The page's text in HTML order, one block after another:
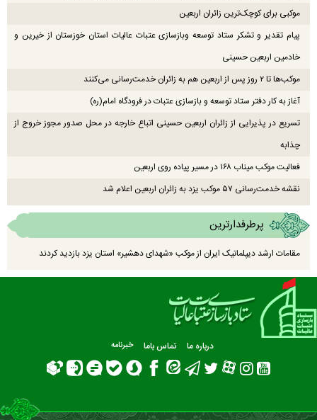
موکبی برای کوچک‌ترین زائران اربعین
پیام تقدیر و تشکر ستاد توسعه وبازسازی عتبات عالیات استان خوزستان از خیرین و
خادمین اربعین حسینی
موکب‌ها تا ۲ روز پس از اربعین هم به زائران خدمت‌رسانی می‌کنند
آغاز به کار دفتر ستاد توسعه و بازسازی عتبات در فرودگاه امام(ره)
تسریع در پذیرایی از زائران اربعین حسینی اتباع خارجه در محل صدور مجوز خروج از
چذابه
فعالیت موکب میناب ۱۶۸ در مسیر پیاده روی اربعین
نقشه خدمت‌رسانی ۵۷ موکب یزد به زائران اربعین اعلام شد
پرطرفدارترین
مقامات ارشد دیپلماتیک ایران از موکب «شهدای دهشیر» استان یزد بازدید کردند
درباره ما تماس باما خبرنامه